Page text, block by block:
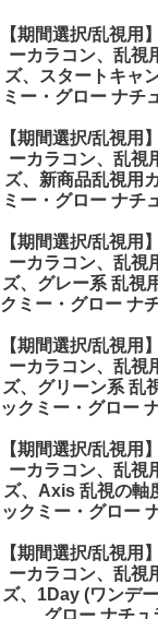
【期間選択/乱視用
ーカラコン、乱視
ズ、スタートキャ
ミー・グロー ナチ
【期間選択/乱視用
ーカラコン、乱視
ズ、新商品乱視用
ミー・グロー ナチ
【期間選択/乱視用
ーカラコン、乱視
ズ、グレー系 乱視
クミー・グロー ナ
【期間選択/乱視用
ーカラコン、乱視
ズ、グリーン系 乱
ックミー・グロー
【期間選択/乱視用
ーカラコン、乱視
ズ、Axis 乱視の軸
ックミー・グロー
【期間選択/乱視用
ーカラコン、乱視
ズ、1Day (ワンデ
グロー ナチ